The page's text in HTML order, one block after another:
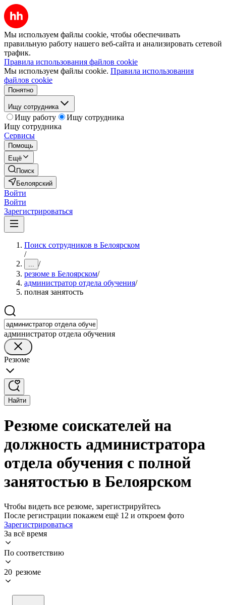
Мы используем файлы cookie, чтобы обеспечивать
правильную работу нашего веб-сайта и анализировать сетевой
трафик.
Правила использования файлов cookie
Мы используем файлы cookie. Правила использования
файлов cookie
Понятно
Ищу сотрудника
Ищу работу
Ищу сотрудника
Ищу сотрудника
Сервисы
Помощь
Ещё
Поиск
Белоярский
Войти
Войти
Зарегистрироваться
Поиск сотрудников в Белоярском
/
... /
резюме в Белоярском/
администратор отдела обучения/
полная занятость
администратор отдела обучения
Резюме
Найти
Резюме соискателей на
должность администратора
отдела обучения с полной
занятостью в Белоярском
Чтобы видеть все резюме, зарегистрируйтесь
После регистрации покажем ещё 12 и откроем фото
Зарегистрироваться
За всё время
По соответствию
20 резюме